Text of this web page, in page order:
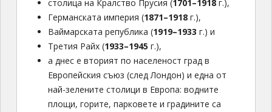
столица на Кралство Прусия (1701–1918г.),
Германската империя (1871–1918г.),
Ваймарската република (1919–1933 г.) и
Третия Райх (1933–1945 г.),
а днес е вторият по населеност град в
Европейския съюз (след Лондон) и една от
най-зелените столици в Европа: водните
площи, горите, парковете и градините са